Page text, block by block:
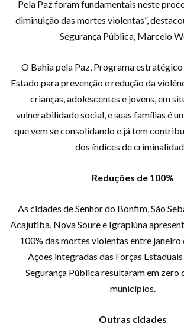
Pela Paz foram fundamentais neste
diminuição das mortes violentas”,
Segurança Pública, Marcelo
O Bahia pela Paz, Programa
Estado para prevenção e redução da
crianças, adolescentes e jovens, em
vulnerabilidade social, e suas famílias é
que vem se consolidando e já tem
dos índices de
Reduções de 100%
As cidades de Senhor do Bonfim, São
Acajutiba, Nova Soure e Igrapiúna
100% das mortes violentas entre janeiro
Ações integradas das Forças
Segurança Pública resultaram em zero
municípios.
Outras cidades